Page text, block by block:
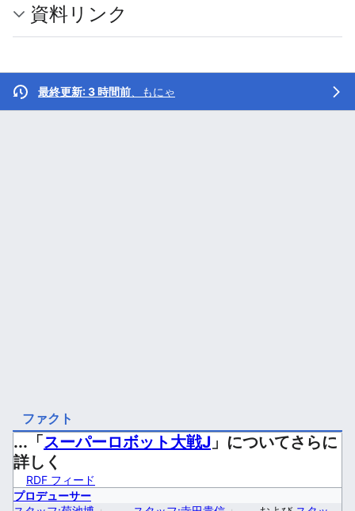
資料リンク
最終更新: 3 時間前 もにゃ
ファクト
...「スーパーロボット大戦J 」についてさらに
詳しく
RDF フィード
プロデューサー